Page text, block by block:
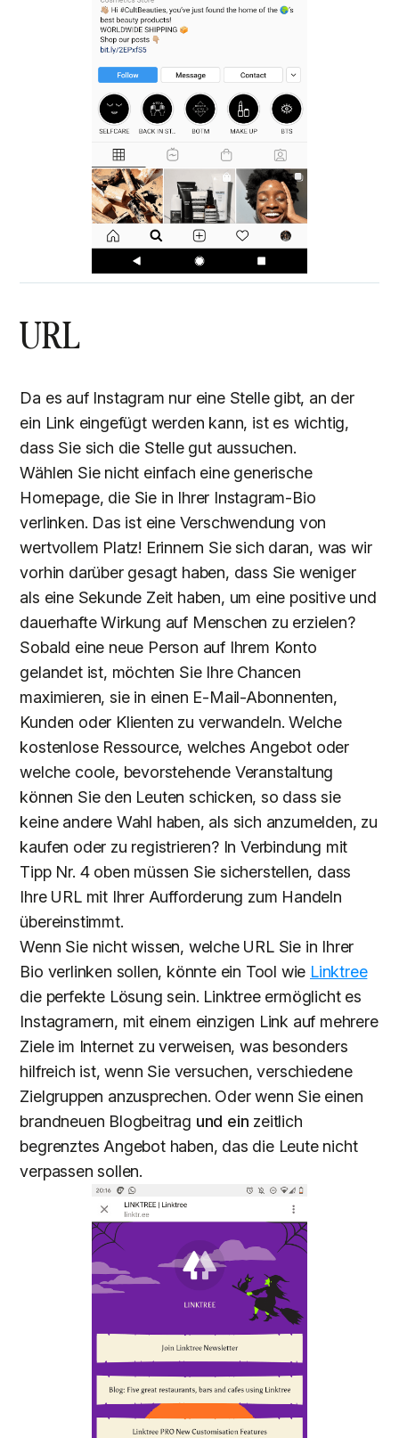
URL
Da es auf Instagram nur eine Stelle gibt, an der
ein Link eingefügt werden kann, ist es wichtig,
dass Sie sich die Stelle gut aussuchen.
Wählen Sie nicht einfach eine generische
Homepage, die Sie in Ihrer Instagram-Bio
verlinken. Das ist eine Verschwendung von
wertvollem Platz! Erinnern Sie sich daran, was wir
vorhin darüber gesagt haben, dass Sie weniger
als eine Sekunde Zeit haben, um eine positive und
dauerhafte Wirkung auf Menschen zu erzielen?
Sobald eine neue Person auf Ihrem Konto
gelandet ist, möchten Sie Ihre Chancen
maximieren, sie in einen E-Mail-Abonnenten,
Kunden oder Klienten zu verwandeln. Welche
kostenlose Ressource, welches Angebot oder
welche coole, bevorstehende Veranstaltung
können Sie den Leuten schicken, so dass sie
keine andere Wahl haben, als sich anzumelden, zu
kaufen oder zu registrieren? In Verbindung mit
Tipp Nr. 4 oben müssen Sie sicherstellen, dass
Ihre URL mit Ihrer Aufforderung zum Handeln
übereinstimmt.
Wenn Sie nicht wissen, welche URL Sie in Ihrer
Bio verlinken sollen, könnte ein Tool wie Linktree
die perfekte Lösung sein. Linktree ermöglicht es
Instagramern, mit einem einzigen Link auf mehrere
Ziele im Internet zu verweisen, was besonders
hilfreich ist, wenn Sie versuchen, verschiedene
Zielgruppen anzusprechen. Oder wenn Sie einen
brandneuen Blogbeitrag und ein zeitlich
begrenztes Angebot haben, das die Leute nicht
verpassen sollen.